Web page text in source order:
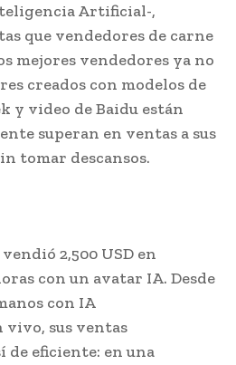
Artificial-,
que vendedores de carne
mejores vendedores ya no
creados con modelos de
y video de Baidu están
superan en ventas a sus
tomar descansos.
2,500 USD en
con un avatar IA. Desde
con IA
vivo, sus ventas
de eficiente: en una